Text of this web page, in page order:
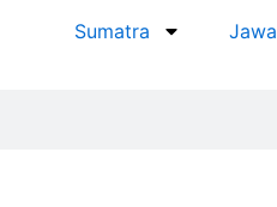
Sumatra Jawa